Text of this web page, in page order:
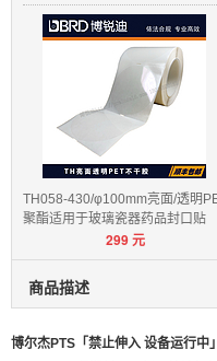
TH058-430/φ100mm亮面/透明
聚酯适用于玻璃瓷器药品封口贴
299元
商品描述
博尔杰PTS「禁止伸入 设备运行中